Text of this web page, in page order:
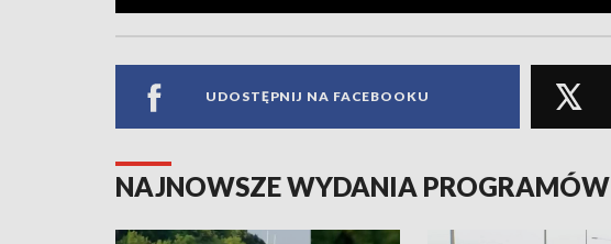
UDOSTĘPNIJ NA FACEBOOKU
NAJNOWSZE WYDANIA PROGRAMÓW